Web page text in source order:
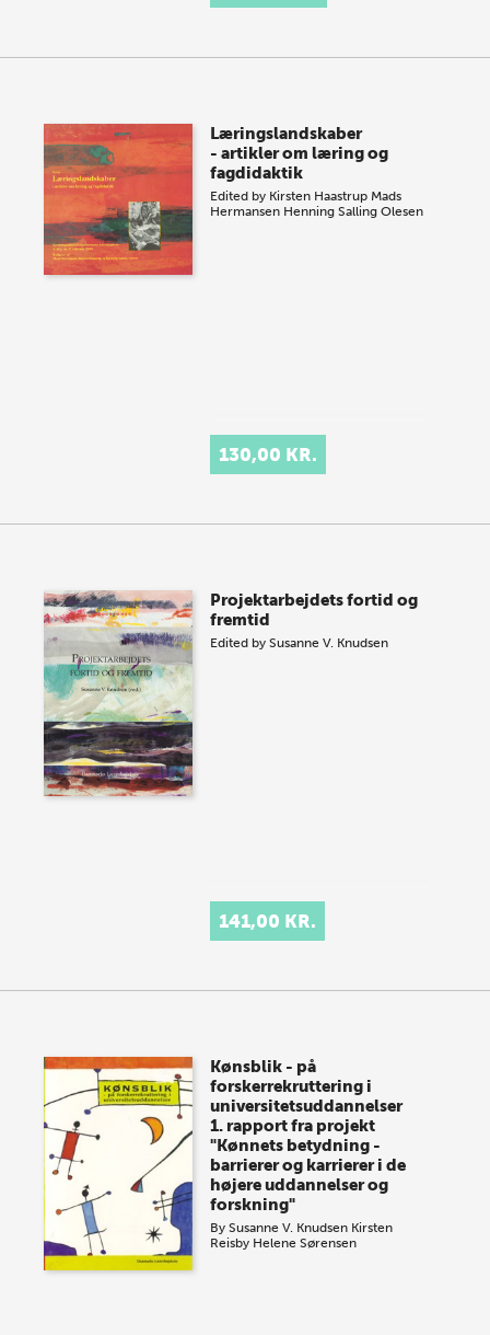
Læringslandskaber
- artikler om læring og
fagdidaktik
Edited by Kirsten Haastrup Mads
Hermansen Henning Salling Olesen
130,00 KR.
Projektarbejdets fortid og
fremtid
Edited bySusanne V. Knudsen
141,00 KR.
Kønsblik - på
forskerrekruttering i
universitetsuddannelser
1. rapport fra projekt
"Kønnets betydning -
barrierer og karrierer i de
højere uddannelser og
forskning"
BySusanne V. Knudsen Kirsten
Reisby Helene Sørensen